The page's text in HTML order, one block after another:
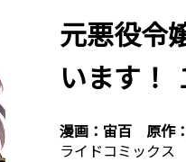
元悪役令
います！
漫画： 宙百 原作：
ライドコミックス